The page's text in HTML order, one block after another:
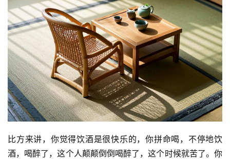
讯
比方来讲，你觉得饮酒是很快乐的，你拼命喝，不停地饮
酒，喝醉了，这个人颠颠倒倒喝醉了，这个时候就苦了。你